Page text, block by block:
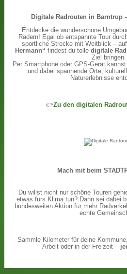
Digitale Radrouten in Barntrup
Entdecke die wunderschöne
Rädern! Egal ob entspannte Tour
sportliche Strecke mit Weitblick –
Hermann“ findest du tolle digitale
Ziel bringen.
Per Smartphone oder GPS-Gerät
und dabei spannende Orte,
Naturerlebnisse
👉Zu den digitalen
Mach mit beim
Du willst nicht nur schöne Touren
etwas fürs Klima tun? Dann sei dabei
bundesweiten Aktion für mehr
echte
Sammle Kilometer für deine
Arbeit oder in der Freizeit –